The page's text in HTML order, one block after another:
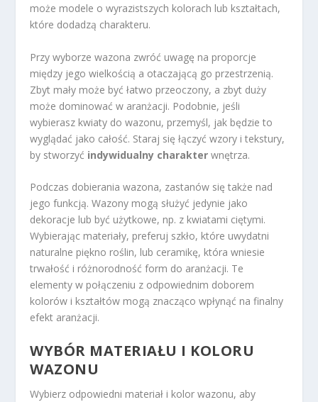
może modele o wyrazistszych kolorach lub kształtach,
które dodadzą charakteru.
Przy wyborze wazona zwróć uwagę na proporcje
między jego wielkością a otaczającą go przestrzenią.
Zbyt mały może być łatwo przeoczony, a zbyt duży
może dominować w aranżacji. Podobnie, jeśli
wybierasz kwiaty do wazonu, przemyśl, jak będzie to
wyglądać jako całość. Staraj się łączyć wzory i tekstury,
by stworzyć indywidualny charakter wnętrza.
Podczas dobierania wazona, zastanów się także nad
jego funkcją. Wazony mogą służyć jedynie jako
dekoracje lub być użytkowe, np. z kwiatami ciętymi.
Wybierając materiały, preferuj szkło, które uwydatni
naturalne piękno roślin, lub ceramikę, która wniesie
trwałość i różnorodność form do aranżacji. Te
elementy w połączeniu z odpowiednim doborem
kolorów i kształtów mogą znacząco wpłynąć na finalny
efekt aranżacji.
WYBÓR MATERIAŁU I KOLORU
WAZONU
Wybierz odpowiedni materiał i kolor wazonu, aby